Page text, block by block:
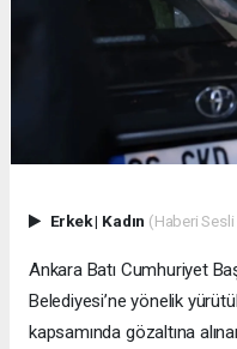
Erkek| Kadın (Haberi
Ankara Batı Cumhuriyet
Belediyesi’ne yönelik
kapsamında gözaltına